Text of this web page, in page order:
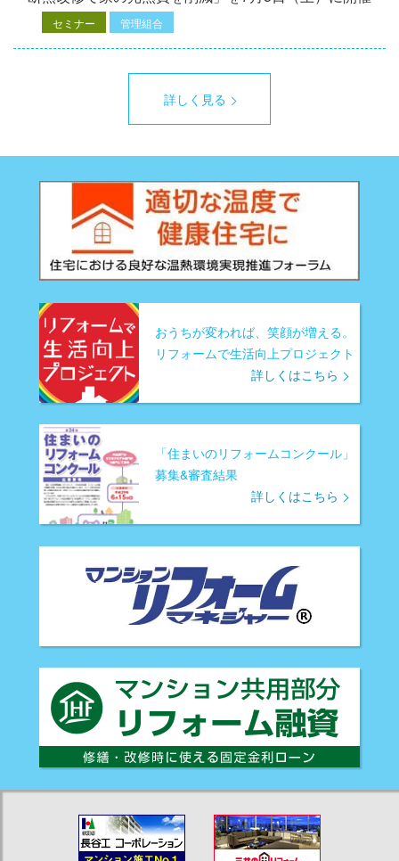
セミナー 管理組合
詳しく見る
おうちが変われば、笑顔が増える。
リフォームで生活向上プロジェクト
詳しくはこちら
「住まいのリフォームコンクール」
募集&審査結果
詳しくはこちら